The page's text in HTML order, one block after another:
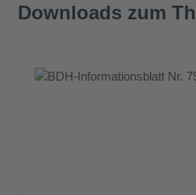
Downloads zum